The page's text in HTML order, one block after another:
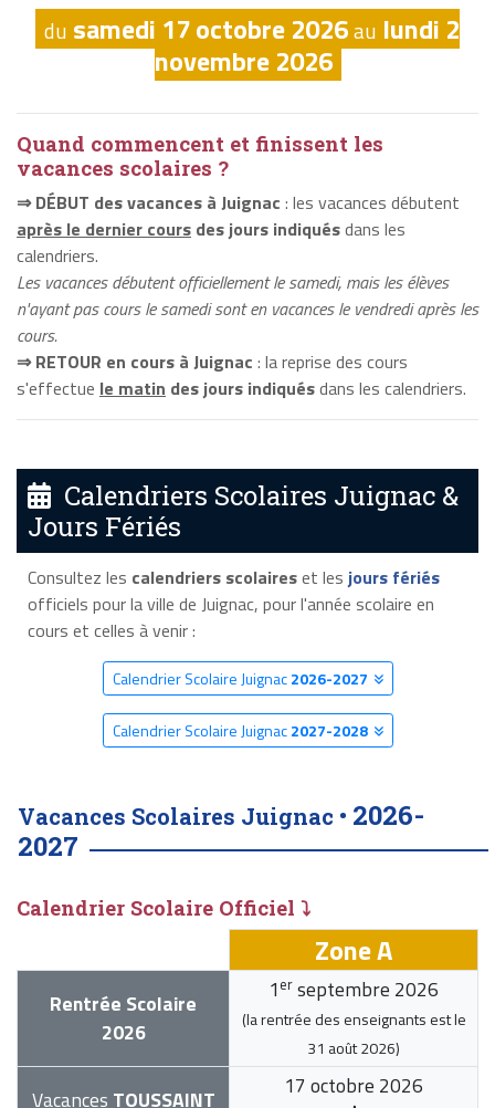
du samedi 17 octobre 2026au lundi 2
novembre 2026
Quand commencent et finissent les
vacances scolaires ?
⇒ DÉBUT des vacances à Juignac : les vacances débutent
après le dernier cours des jours indiquésdans les
calendriers.
Les vacances débutent officiellement le samedi, mais les élèves
n'ayant pas cours le samedi sont en vacances le vendredi après les
cours.
⇒ RETOUR en cours à Juignac : la reprise des cours
s'effectue le matin des jours indiquésdans les calendriers.
Calendriers Scolaires Juignac &
Jours Fériés
Consultez les calendriers scolaireset les jours fériés
officiels pour la ville de Juignac, pour l'année scolaire en
cours et celles à venir :
Calendrier Scolaire Juignac2026-2027
Calendrier Scolaire Juignac2027-2028
Vacances Scolaires Juignac • 2026-
2027
Calendrier Scolaire Officiel ⤵
Zone A
Rentrée Scolaire
2026
1 er septembre 2026
(la rentrée des enseignants est le
31 août 2026)
Vacances TOUSSAINT 17 octobre 2026